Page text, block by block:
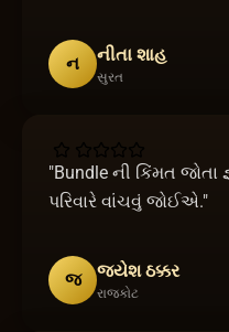
ન નીતા શાહ
સુરત
"Bundle ની કિંમત
પરિવારે વાંચવું જોઈએ."
જ જયેશ ઠક્કર
રાજકોટ